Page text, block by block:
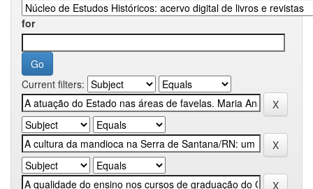
for
Current filters: